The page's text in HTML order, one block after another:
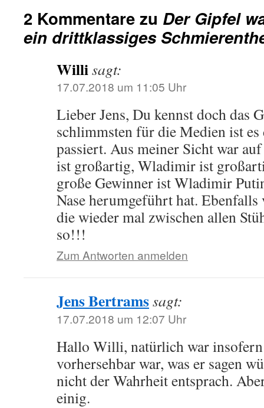
2 Kommentare zu Der Gipfel
ein drittklassiges
Willisagt:
17.07.2018 um 11:05 Uhr
Lieber Jens, Du kennst doch das
schlimmsten für die Medien ist
passiert. Aus meiner Sicht war
ist großartig, Wladimir ist
große Gewinner ist Wladimir
Nase herumgeführt hat.
die wieder mal zwischen allen
so!!!
Zum Antworten anmelden
Jens Bertramssagt:
17.07.2018 um 12:07 Uhr
Hallo Willi, natürlich war
vorhersehbar war, was er sagen
nicht der Wahrheit entsprach.
einig.